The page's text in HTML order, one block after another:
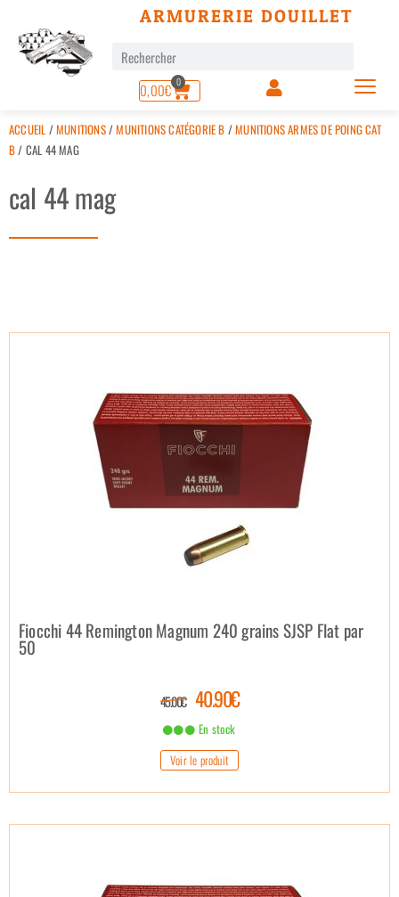
ARMURERIE DOUILLET
0,00€ 0
ACCUEIL /MUNITIONS/MUNITIONS CATÉGORIE B /MUNITIONS ARMES DE POING CAT
B/ CAL 44 MAG
cal 44 mag
Fiocchi 44 Remington Magnum 240 grains SJSP Flat par
50
45.00€ 40.90€
En stock
Voir le produit